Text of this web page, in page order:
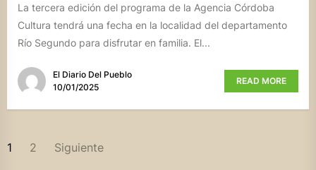
La tercera edición del programa de la Agencia Córdoba
Cultura tendrá una fecha en la localidad del departamento
Río Segundo para disfrutar en familia. El...
El Diario Del Pueblo
10/01/2025
READ MORE
PAGINACIÓN
1 2 Siguiente